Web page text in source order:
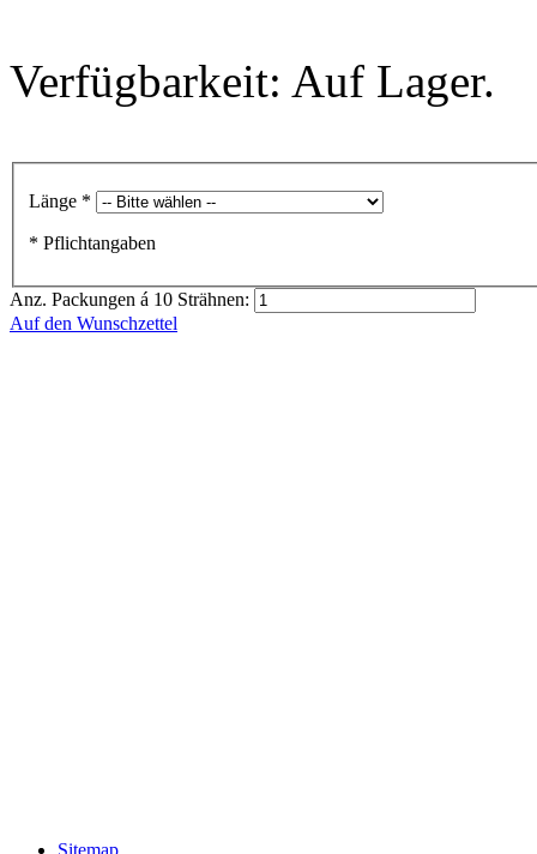
Verfügbarkeit: Auf Lager.
Länge *
* Pflichtangaben
Anz. Packungen á 10 Strähnen:
Auf den Wunschzettel
Sitemap